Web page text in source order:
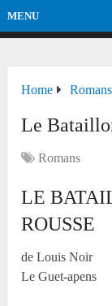
MENU
Home Romans
Le
Romans
LE
ROUSSE
de Louis Noir
Le Guet-apens